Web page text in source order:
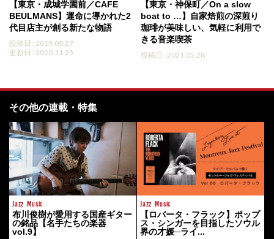
【東京・成城学園前／CAFE
BEULMANS】運命に導かれた2
代目店主が創る新たな物語
投稿日 : 2019.09.27
更新日 : 2020.11.25
【東京・神保町／On a slow
boat to …】自家焙煎の深煎り
珈琲が美味しい、気軽に利用で
きる音楽喫茶
投稿日 : 2021.05.28
その他の連載・特集
Jazz Music
布川俊樹が愛用する国産ギター
の銘品【名手たちの楽器
vol.9】
Jazz Music
【ロバータ・フラック】ポップ
ス・シンガーを目指したソウル
界の才媛─ライ...